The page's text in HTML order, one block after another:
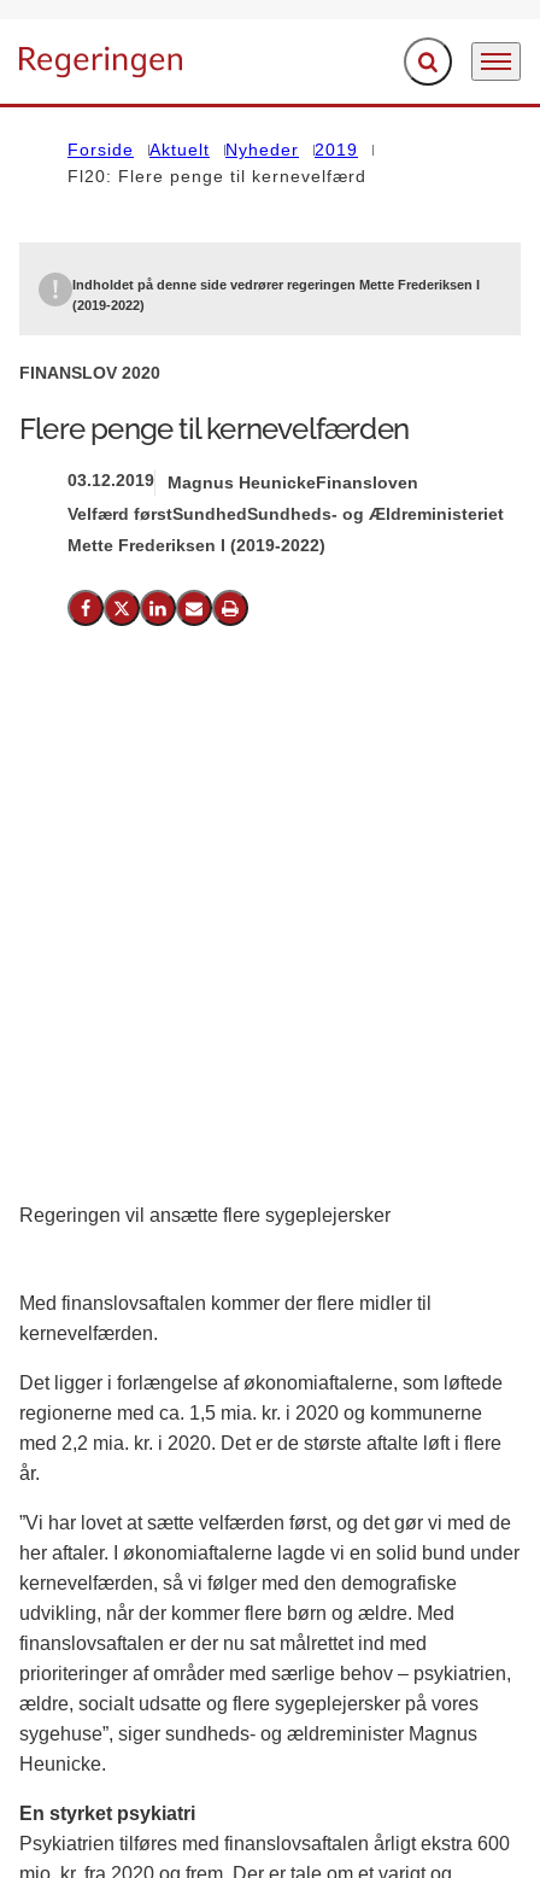
Gå til forsiden Fold søgefelt ud
Menu
Forside Aktuelt Nyheder
2019
Fl20: Flere penge til kernevelfærd
Indholdet på denne side vedrører regeringen Mette Frederiksen I
(2019-2022)
FINANSLOV 2020
Flere penge til kernevelfærden
03.12.2019 Magnus HeunickeFinansloven
Velfærd førstSundhedSundheds- og Ældreministeriet
Mette Frederiksen I (2019-2022)
Del på Facebook
Del på X (Twitter)
Del på LinkedIn
Send email
Print
Regeringen vil ansætte flere sygeplejersker
Med finanslovsaftalen kommer der flere midler til
kernevelfærden.
Det ligger i forlængelse af økonomiaftalerne, som løftede
regionerne med ca. 1,5 mia. kr. i 2020 og kommunerne
med 2,2 mia. kr. i 2020. Det er de største aftalte løft i flere
år.
”Vi har lovet at sætte velfærden først, og det gør vi med de
her aftaler. I økonomiaftalerne lagde vi en solid bund under
kernevelfærden, så vi følger med den demografiske
udvikling, når der kommer flere børn og ældre. Med
finanslovsaftalen er der nu sat målrettet ind med
prioriteringer af områder med særlige behov – psykiatrien,
ældre, socialt udsatte og flere sygeplejersker på vores
sygehuse”, siger sundheds- og ældreminister Magnus
Heunicke.
En styrket psykiatri
Psykiatrien tilføres med finanslovsaftalen årligt ekstra 600
mio. kr. fra 2020 og frem. Der er tale om et varigt og